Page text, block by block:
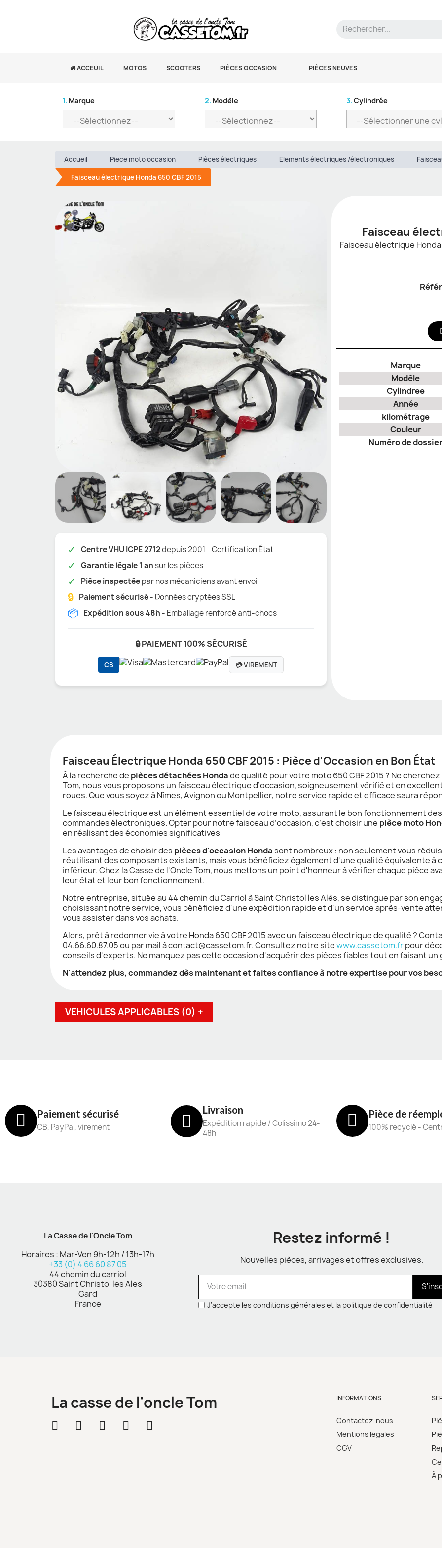
ACCEUIL MOTOS SCOOTERS PIÈCES OCCASION PIÈCES NEUVES
1. Marque 2. Modèle 3. Cylindrée
Accueil Piece moto occasion Pièces électriques Elements électriques /électroniques
Faisceau électrique Honda 650 CBF 2015
✓ Centre VHU ICPE 2712depuis 2001 - Certification État
✓ Garantie légale 1 ansur les pièces
✓ Pièce inspectéepar nos mécaniciens avant envoi
🔒 Paiement sécurisé- Données cryptées SSL
📦 Expédition sous 48h - Emballage renforcé anti-chocs
🔒 PAIEMENT 100% SÉCURISÉ
CB 💳 VIREMENT
Faisceau
Marque
Modèle
Cylindree
Année
kilométrage
Couleur
Numéro de dossier
Faisceau Électrique Honda 650 CBF 2015 : Pièce d'Occasion en Bon État
À la recherche de pièces détachées Hondade qualité pour votre moto 650 CBF 2015 ? Ne cherchez
Tom, nous vous proposons un faisceau électrique d’occasion, soigneusement vérifié et en
roues. Que vous soyez à Nîmes, Avignon ou Montpellier, notre service rapide et efficace saura
Le faisceau électrique est un élément essentiel de votre moto, assurant le bon fonctionnement
commandes électroniques. Opter pour notre faisceau d’occasion, c’est choisir une pièce moto
en réalisant des économies significatives.
Les avantages de choisir des pièces d'occasion Hondasont nombreux : non seulement vous
réutilisant des composants existants, mais vous bénéficiez également d'une qualité équivalente à
inférieur. Chez la Casse de l'Oncle Tom, nous mettons un point d'honneur à vérifier chaque pièce
leur état et leur bon fonctionnement.
Notre entreprise, située au 44 chemin du Carriol à Saint Christol les Alès, se distingue par son
choisissant notre service, vous bénéficiez d'une expédition rapide et d'un service après-vente
vous assister dans vos achats.
Alors, prêt à redonner vie à votre Honda 650 CBF 2015 avec un faisceau électrique de qualité ?
04.66.60.87.05 ou par mail à contact@cassetom.fr. Consultez notre sitewww.cassetom.frpour
conseils d'experts. Ne manquez pas cette occasion d'acquérir des pièces fiables tout en faisant un
N'attendez plus, commandez dès maintenant et faites confiance à notre expertise pour vos
VEHICULES APPLICABLES (0) +
Paiement sécurisé
CB, PayPal, virement
Livraison
Expédition rapide / Colissimo 24-
48h
Pièce de
100% recyclé -
La Casse de l'Oncle Tom
Horaires : Mar-Ven 9h-12h / 13h-17h
+33 (0) 4 66 60 87 05
44 chemin du carriol
30380 Saint Christol les Ales
Gard
France
Restez informé !
Nouvelles pièces, arrivages et offres exclusives.
J'accepte les conditions générales et la politique de confidentialité
La casse de l'oncle Tom INFORMATIONS
Contactez-nous
Mentions légales
CGV
À